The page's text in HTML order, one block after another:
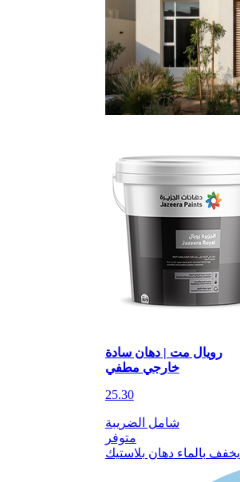
رويال مت | دهان سادة
خارجي مطفي
25.30
شامل الضريبة
متوفر
يخفف بالماءدهان بلاستيك